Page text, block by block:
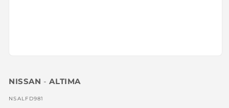
1
una
NISSAN -ALTIMA
SKU:
NSALFD981